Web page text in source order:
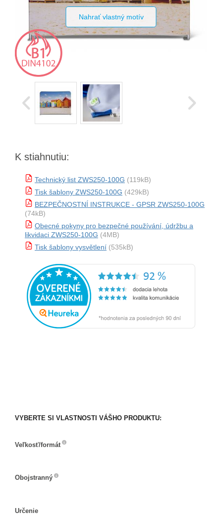
Nahrať vlastný motív
K stiahnutiu:
Technický list ZWS250-100G (119kB)
Tisk šablony ZWS250-100G (429kB)
BEZPEČNOSTNÍ INSTRUKCE - GPSR ZWS250-100G
(74kB)
Obecné pokyny pro bezpečné používání, údržbu a
likvidaci ZWS250-100G (4MB)
Tisk šablony vysvětlení (535kB)
VYBERTE SI VLASTNOSTI VÁŠHO PRODUKTU:
Veľkosť/formát
Obojstranný
Určenie